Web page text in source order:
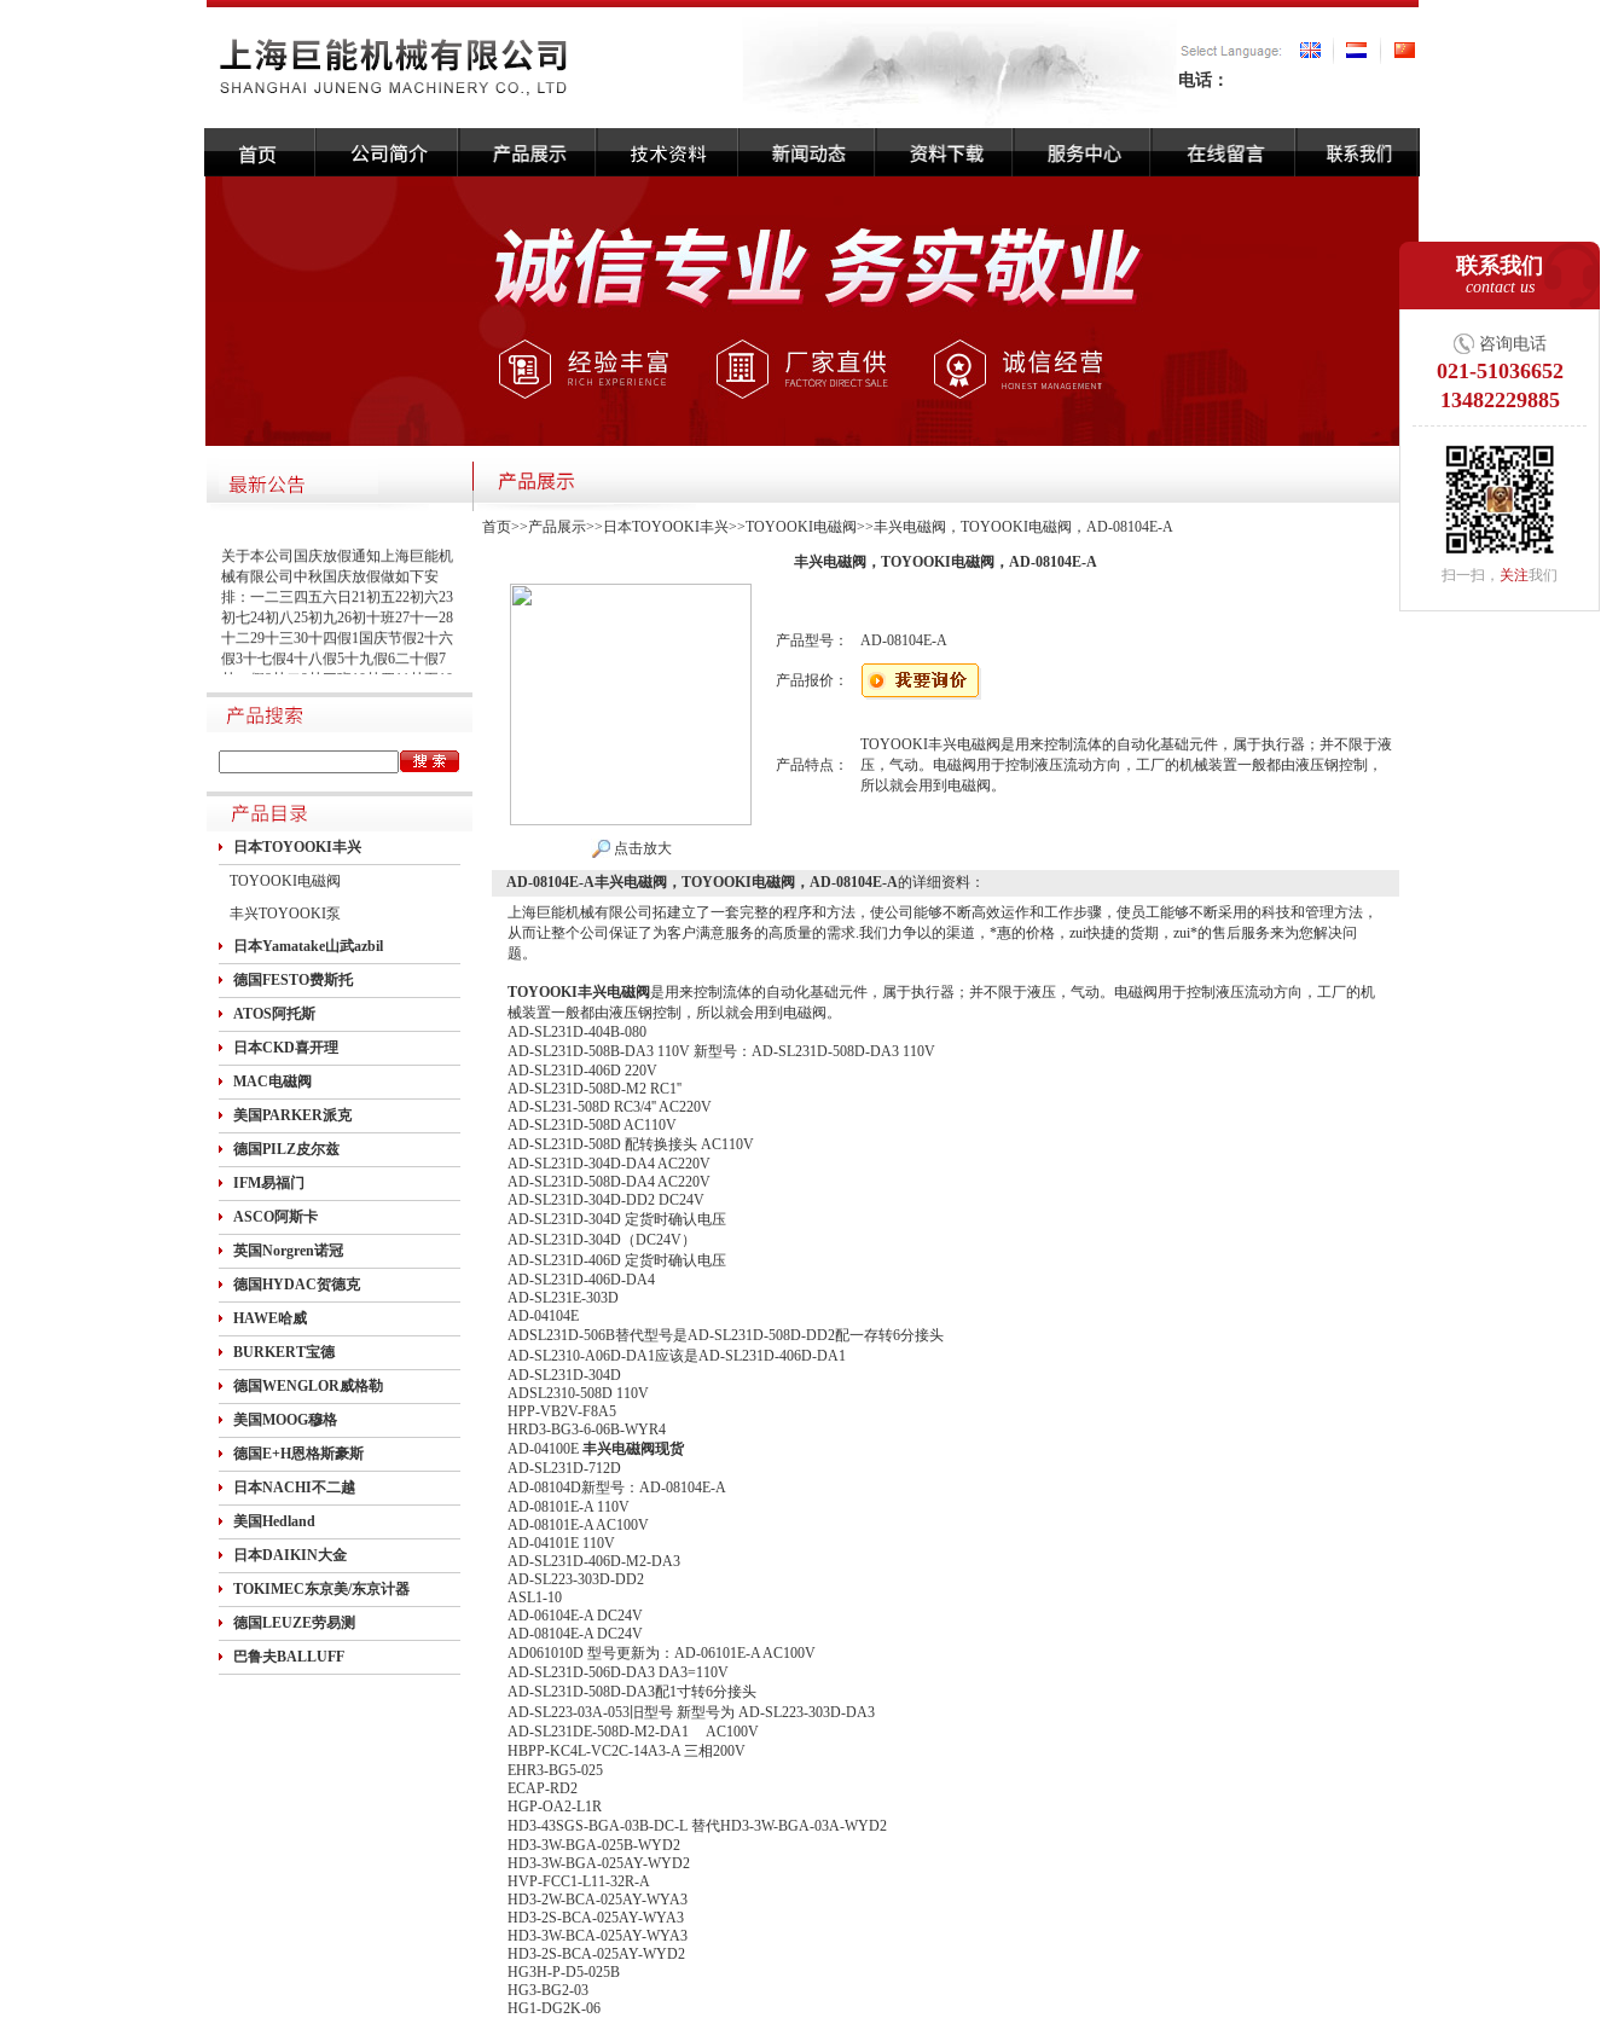
电话：
联系我们
contact us
咨询电话
021-51036652
13482229885
扫一扫， 关注我们
·关于本公司国庆放假通知
2020-09-14
关于本公司国庆放假通知上海巨能机
械有限公司中秋国庆放假做如下安
排：一二三四五六日21初五22初六23
初七24初八25初九26初十班27十一28
十二29十三30十四假1国庆节假2十六
假3十七假4十八假5十九假6二十假7
廿一假8廿二9廿三班10廿四11廿五10
月1日~8日放假调休，共8天。9月27
日（星期日）、10月10日（星期六）
上班。在此期间如有进口产品需要采
购的客户，为避免您的货期受到影
响，请提前安排订货事宜。高速规定
如下1.高速免费规定时间：2020年10
月1日0时-10月8日24时，共8天
日本TOYOOKI丰兴
TOYOOKI电磁阀
丰兴TOYOOKI泵
日本Yamatake山武azbil
德国FESTO费斯托
ATOS阿托斯
日本CKD喜开理
MAC电磁阀
美国PARKER派克
德国PILZ皮尔兹
IFM易福门
ASCO阿斯卡
英国Norgren诺冠
德国HYDAC贺德克
HAWE哈威
BURKERT宝德
德国WENGLOR威格勒
美国MOOG穆格
德国E+H恩格斯豪斯
日本NACHI不二越
美国Hedland
日本DAIKIN大金
TOKIMEC东京美/东京计器
德国LEUZE劳易测
巴鲁夫BALLUFF
首页>>产品展示>> 日本TOYOOKI丰兴>>TOYOOKI电磁阀>>丰兴电磁阀，TOYOOKI电磁阀，AD-08104E-A
丰兴电磁阀，TOYOOKI电磁阀，AD-08104E-A
点击放大
产品型号： AD-08104E-A
产品报价：
产品特点：
TOYOOKI丰兴电磁阀是用来控制流体的自动化基础元件，属于执行器；并不限于液
压，气动。电磁阀用于控制液压流动方向，工厂的机械装置一般都由液压钢控制，
所以就会用到电磁阀。
AD-08104E-A丰兴电磁阀，TOYOOKI电磁阀，AD-08104E-A的详细资料：
上海巨能机械有限公司拓建立了一套完整的程序和方法，使公司能够不断高效运作和工作步骤，使员工能够不断采用的科技和管理方法，
从而让整个公司保证了为客户满意服务的高质量的需求.我们力争以的渠道，*惠的价格，zui快捷的货期，zui*的售后服务来为您解决问
题。
TOYOOKI丰兴电磁阀是用来控制流体的自动化基础元件，属于执行器；并不限于液压，气动。电磁阀用于控制液压流动方向，工厂的机
械装置一般都由液压钢控制，所以就会用到电磁阀。
AD-SL231D-404B-080
AD-SL231D-508B-DA3 110V 新型号：AD-SL231D-508D-DA3 110V
AD-SL231D-406D 220V
AD-SL231D-508D-M2 RC1''
AD-SL231-508D RC3/4'' AC220V
AD-SL231D-508D AC110V
AD-SL231D-508D 配转换接头 AC110V
AD-SL231D-304D-DA4 AC220V
AD-SL231D-508D-DA4 AC220V
AD-SL231D-304D-DD2 DC24V
AD-SL231D-304D 定货时确认电压
AD-SL231D-304D（DC24V）
AD-SL231D-406D 定货时确认电压
AD-SL231D-406D-DA4
AD-SL231E-303D
AD-04104E
ADSL231D-506B替代型号是AD-SL231D-508D-DD2配一存转6分接头
AD-SL2310-A06D-DA1应该是AD-SL231D-406D-DA1
AD-SL231D-304D
ADSL2310-508D 110V
HPP-VB2V-F8A5
HRD3-BG3-6-06B-WYR4
AD-04100E 丰兴电磁阀现货
AD-SL231D-712D
AD-08104D新型号：AD-08104E-A
AD-08101E-A 110V
AD-08101E-A AC100V
AD-04101E 110V
AD-SL231D-406D-M2-DA3
AD-SL223-303D-DD2
ASL1-10
AD-06104E-A DC24V
AD-08104E-A DC24V
AD061010D 型号更新为：AD-06101E-A AC100V
AD-SL231D-506D-DA3 DA3=110V
AD-SL231D-508D-DA3配1寸转6分接头
AD-SL223-03A-053旧型号 新型号为 AD-SL223-303D-DA3
AD-SL231DE-508D-M2-DA1 AC100V
HBPP-KC4L-VC2C-14A3-A 三相200V
EHR3-BG5-025
ECAP-RD2
HGP-OA2-L1R
HD3-43SGS-BGA-03B-DC-L 替代HD3-3W-BGA-03A-WYD2
HD3-3W-BGA-025B-WYD2
HD3-3W-BGA-025AY-WYD2
HVP-FCC1-L11-32R-A
HD3-2W-BCA-025AY-WYA3
HD3-2S-BCA-025AY-WYA3
HD3-3W-BCA-025AY-WYA3
HD3-2S-BCA-025AY-WYD2
HG3H-P-D5-025B
HG3-BG2-03
HG1-DG2K-06